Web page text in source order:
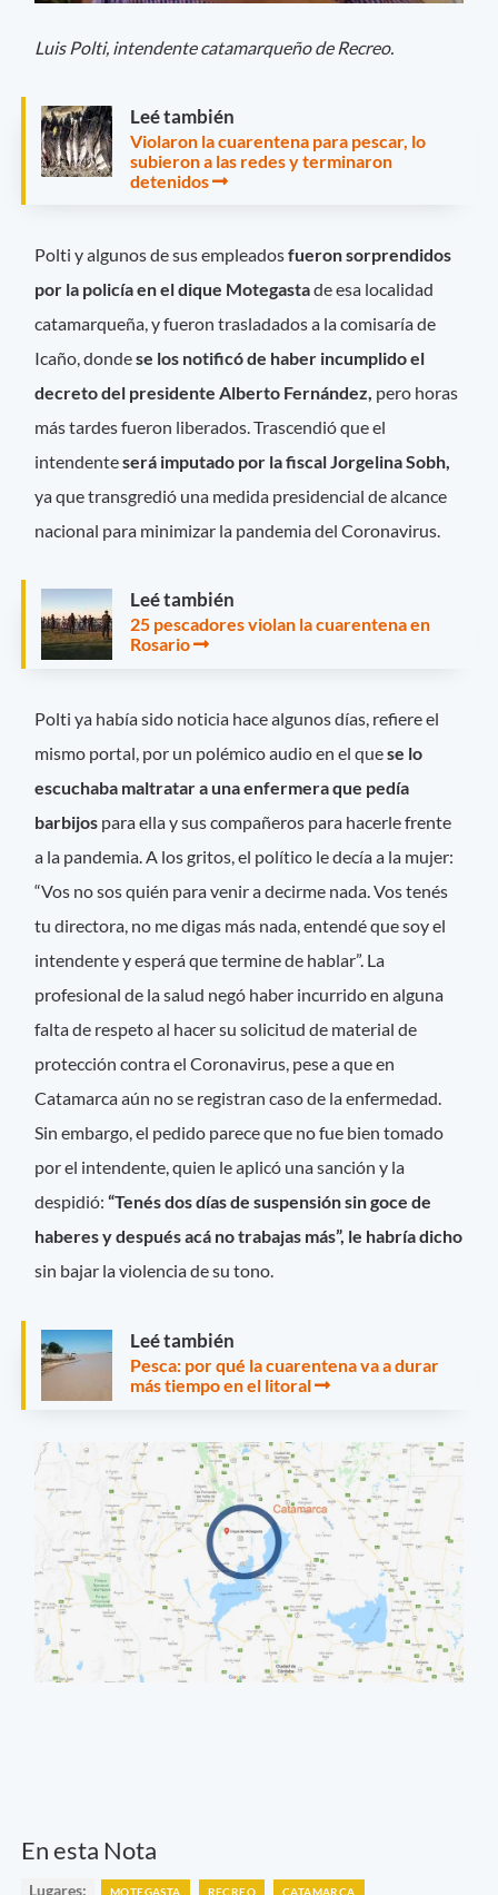
Luis Polti, intendente catamarqueño de Recreo.
Leé también
Violaron la cuarentena para pescar, lo
subieron a las redes y terminaron
detenidos
Polti y algunos de sus empleadosfueron sorprendidos
por la policía en el dique Motegastade esa localidad
catamarqueña, y fueron trasladados a la comisaría de
Icaño, dondese los notificó de haber incumplido el
decreto del presidente Alberto Fernández, pero horas
más tardes fueron liberados. Trascendió que el
intendenteserá imputado por la fiscal Jorgelina Sobh,
ya que transgredió una medida presidencial de alcance
nacional para minimizar la pandemia del Coronavirus.
Leé también
25 pescadores violan la cuarentena en
Rosario
Polti ya había sido noticia hace algunos días, refiere el
mismo portal, por un polémico audio en el quese lo
escuchaba maltratar a una enfermera que pedía
barbijos para ella y sus compañeros para hacerle frente
a la pandemia. A los gritos, el político le decía a la mujer:
“Vos no sos quién para venir a decirme nada. Vos tenés
tu directora, no me digas más nada, entendé que soy el
intendente y esperá que termine de hablar”. La
profesional de la salud negó haber incurrido en alguna
falta de respeto al hacer su solicitud de material de
protección contra el Coronavirus, pese a que en
Catamarca aún no se registran caso de la enfermedad.
Sin embargo, el pedido parece que no fue bien tomado
por el intendente, quien le aplicó una sanción y la
despidió:“Tenés dos días de suspensión sin goce de
haberes y después acá no trabajas más”, le habría dicho
sin bajar la violencia de su tono.
Leé también
Pesca: por qué la cuarentena va a durar
más tiempo en el litoral
En esta Nota
Lugares: MOTEGASTA RECREO CATAMARCA